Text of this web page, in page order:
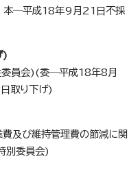
─平成18年9月21日不採
)
委員会)(委─平成18年8月
取り下げ)
及び維持管理費の節減に関
別委員会)